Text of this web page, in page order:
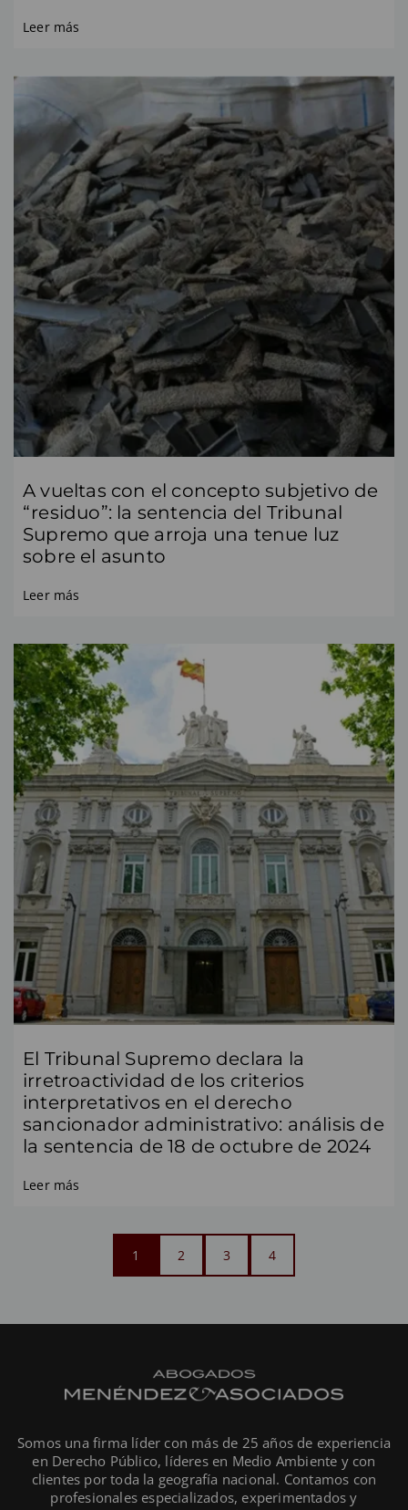
Leer más
A vueltas con el concepto subjetivo de
“residuo”: la sentencia del Tribunal
Supremo que arroja una tenue luz
sobre el asunto
Leer más
El Tribunal Supremo declara la
irretroactividad de los criterios
interpretativos en el derecho
sancionador administrativo: análisis de
la sentencia de 18 de octubre de 2024
Leer más
1 2 3 4
Somos una firma líder con más de 25 años de experiencia
en Derecho Público, líderes en Medio Ambiente y con
clientes por toda la geografía nacional. Contamos con
profesionales especializados, experimentados y